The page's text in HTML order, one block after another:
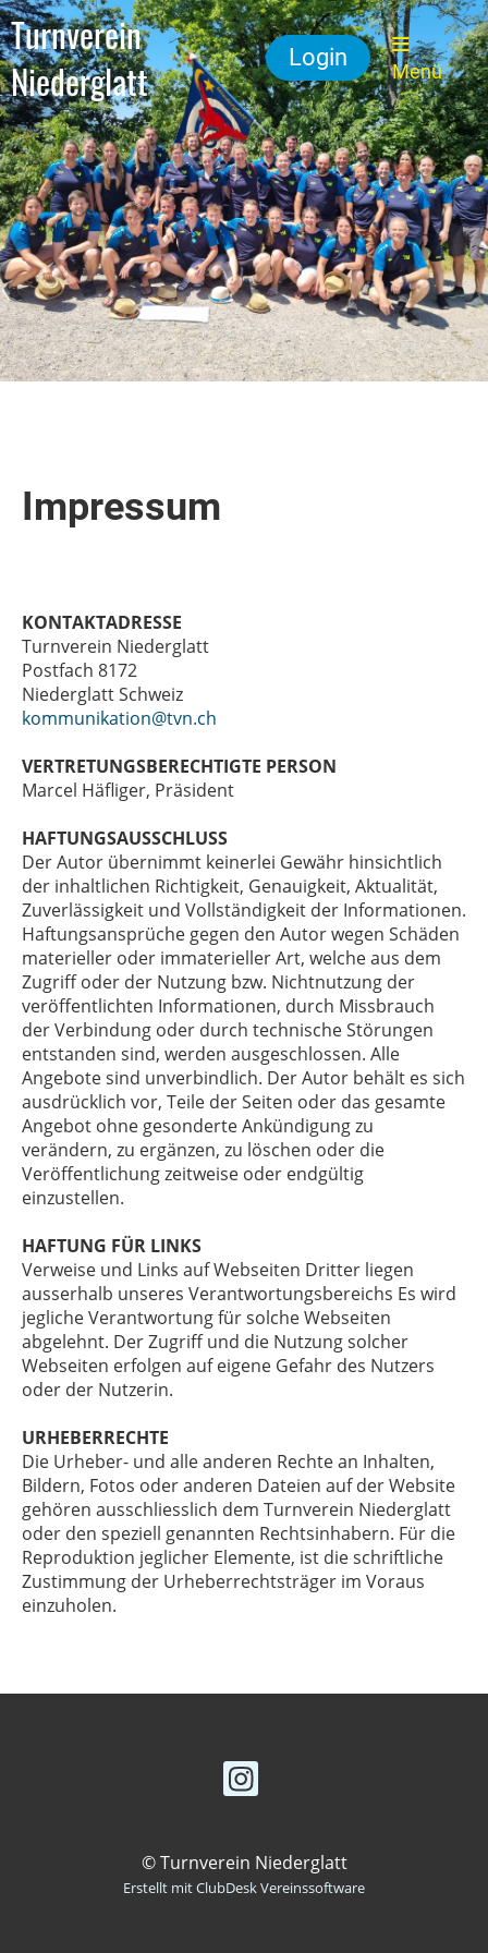
Turnverein
Niederglatt
Login
Menü
Impressum
KONTAKTADRESSE
Turnverein Niederglatt
Postfach 8172
Niederglatt Schweiz
kommunikation@tvn.ch
VERTRETUNGSBERECHTIGTE PERSON
Marcel Häfliger, Präsident
HAFTUNGSAUSSCHLUSS
Der Autor übernimmt keinerlei Gewähr hinsichtlich
der inhaltlichen Richtigkeit, Genauigkeit, Aktualität,
Zuverlässigkeit und Vollständigkeit der Informationen.
Haftungsansprüche gegen den Autor wegen Schäden
materieller oder immaterieller Art, welche aus dem
Zugriff oder der Nutzung bzw. Nichtnutzung der
veröffentlichten Informationen, durch Missbrauch
der Verbindung oder durch technische Störungen
entstanden sind, werden ausgeschlossen. Alle
Angebote sind unverbindlich. Der Autor behält es sich
ausdrücklich vor, Teile der Seiten oder das gesamte
Angebot ohne gesonderte Ankündigung zu
verändern, zu ergänzen, zu löschen oder die
Veröffentlichung zeitweise oder endgültig
einzustellen.
HAFTUNG FÜR LINKS
Verweise und Links auf Webseiten Dritter liegen
ausserhalb unseres Verantwortungsbereichs Es wird
jegliche Verantwortung für solche Webseiten
abgelehnt. Der Zugriff und die Nutzung solcher
Webseiten erfolgen auf eigene Gefahr des Nutzers
oder der Nutzerin.
URHEBERRECHTE
Die Urheber- und alle anderen Rechte an Inhalten,
Bildern, Fotos oder anderen Dateien auf der Website
gehören ausschliesslich dem Turnverein Niederglatt
oder den speziell genannten Rechtsinhabern. Für die
Reproduktion jeglicher Elemente, ist die schriftliche
Zustimmung der Urheberrechtsträger im Voraus
einzuholen.
© Turnverein Niederglatt
Erstellt mit ClubDesk Vereinssoftware